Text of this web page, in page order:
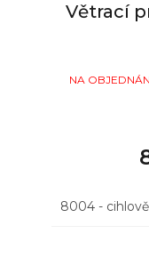
Větrací
NA
8004 -